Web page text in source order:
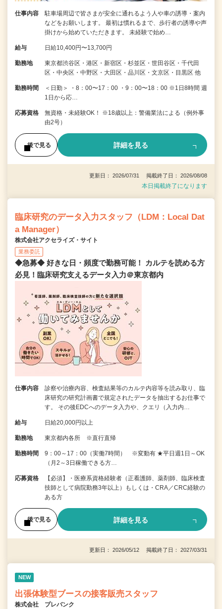
仕事内容
駐車場周辺で皆さまが安全に通れるよう人や車の誘導・案内
などをお願いします。 最初は慣れるまで、歩行者の誘導や声
掛けから始めていただきます。 未経験で始め…
給与 日給10,400円〜13,700円
勤務地
東京都渋谷区・港区・新宿区・杉並区・世田谷区・千代田
区・中央区・中野区・大田区・品川区・文京区・目黒区 他
勤務時間
＜日勤＞ ・8：00〜17：00 ・9：00〜18：00 ※1日8時間 週
1日から応…
応募資格
無資格・未経験OK！ ※18歳以上：警備業法による（例外事
由2号）
後で見る 詳細を見る
更新日： 2026/07/31 掲載終了日： 2026/08/08
本日掲載終了になります
臨床研究のデータ入力スタッフ（LDM：Local Dat
a Manager）
株式会社アクセライズ・サイト
業務委託
◆急募◆ 好きな日・頻度で勤務可能！ カルテを読める方
必見！臨床研究支えるデータ入力＠東京都内
仕事内容
診察や治療内容、検査結果等のカルテ内容等を読み取り、臨
床研究の研究計画書で規定されたデータを抽出するお仕事で
す。 その後EDCへのデータ入力や、クエリ（入力内…
給与 日給20,000円以上
勤務地 東京都内各所 ※直行直帰
勤務時間
9：00～17：00（実働7時間） ※変動有 ★平日週1日～OK
（月2～3日稼働できる方…
応募資格
【必須】・医療系資格経験者（正看護師、薬剤師、臨床検査
技師として病院勤務3年以上）もしくは・CRA／CRC経験の
ある方
後で見る 詳細を見る
更新日： 2026/05/12 掲載終了日： 2027/03/31
NEW
出張体験型ブースの接客販売スタッフ
株式会社 プレバンク